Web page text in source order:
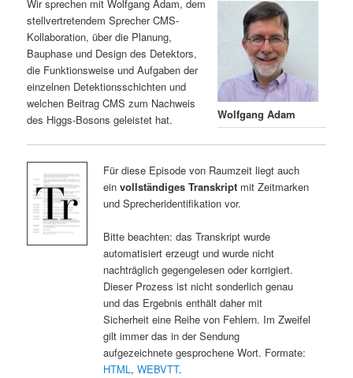
e
n
n
g
e
Wolfgang Adam
Wir sprechen mit Wolfgang Adam, dem
stellvertretendem Sprecher CMS-
Kollaboration, über die Planung,
Bauphase und Design des Detektors,
die Funktionsweise und Aufgaben der
einzelnen Detektionsschichten und
welchen Beitrag CMS zum Nachweis
des Higgs-Bosons geleistet hat.
Für diese Episode von Raumzeit liegt auch
ein vollständiges Transkriptmit Zeitmarken
und Sprecheridentifikation vor.
Bitte beachten: das Transkript wurde
automatisiert erzeugt und wurde nicht
nachträglich gegengelesen oder korrigiert.
Dieser Prozess ist nicht sonderlich genau
und das Ergebnis enthält daher mit
Sicherheit eine Reihe von Fehlern. Im Zweifel
gilt immer das in der Sendung
aufgezeichnete gesprochene Wort. Formate:
HTML, WEBVTT.